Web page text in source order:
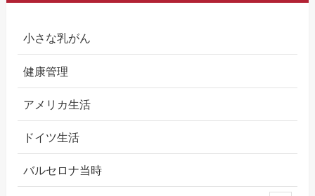
小さな乳がん
健康管理
アメリカ生活
ドイツ生活
バルセロナ当時